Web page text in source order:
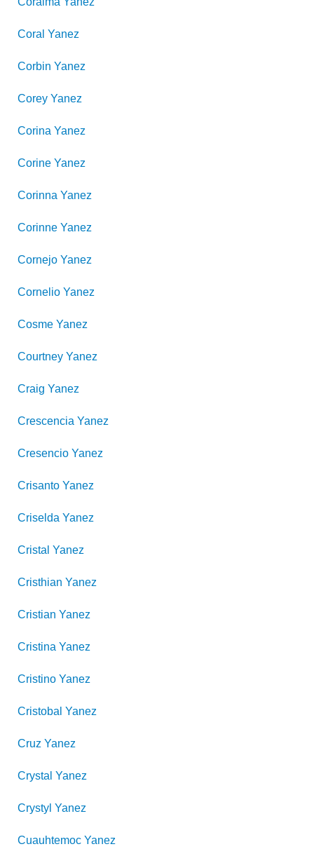
Coral Yanez
Corbin Yanez
Corey Yanez
Corina Yanez
Corine Yanez
Corinna Yanez
Corinne Yanez
Cornejo Yanez
Cornelio Yanez
Cosme Yanez
Courtney Yanez
Craig Yanez
Crescencia Yanez
Cresencio Yanez
Crisanto Yanez
Criselda Yanez
Cristal Yanez
Cristhian Yanez
Cristian Yanez
Cristina Yanez
Cristino Yanez
Cristobal Yanez
Cruz Yanez
Crystal Yanez
Crystyl Yanez
Cuauhtemoc Yanez